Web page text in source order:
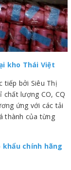
kho Thái Việt
tiếp bởi Siêu Thị
chất lượng CO, CQ
ứng với các tải
thành của từng
khẩu chính hãng